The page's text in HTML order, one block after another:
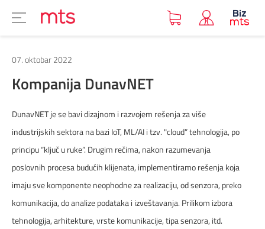
TELEFONI I MODEMI
UPRAVLJANJE ANDROID UREĐAJIMA – ZTP
SNIMANJE SPORTSKIH DOGAĐAJA
BIZNIS TARIFE
MOBILNI INTERNET
POZIVI KA INOSTRANSTVU
ROMING
BIZ BOX 4
BIZ BOX 3
BIZ BOX 2
BIZ LINIJE
IN SERVISI
POZIVI KA INOSTRANSTVU
BIZNIS INTERNET PONUDA
INTERNET MAX
FIBERBIZ
FIBERPRO
WIFI
DIGITALIZACIJA NA TACNI
DIGITALNI START
DIGITALNO POSLOVANJE
DIGITALNA REŠENJA NA ZAHTEV
5G PRIVATNE MOBILNE MREŽE
CYBER BEZBEDNOST BY PULSEC
BIZ SIGURAN NET
DDOS ZAŠTITA
IBM MAAS
M:SAT TV
PONUDA ZA HOTELE
TV APP
KORISNIČKA ZONA
BIZNIS PORTAL
VESTI
ČESTA PITANJA
DOKUMENTA
07. oktobar 2022
Kompanija DunavNET
DunavNET je se bavi dizajnom i razvojem rešenja za više
industrijskih sektora na bazi IoT, ML/AI i tzv. "cloud” tehnologija, po
principu “ključ u ruke”. Drugim rečima, nakon razumevanja
poslovnih procesa budućih klijenata, implementiramo rešenja koja
imaju sve komponente neophodne za realizaciju, od senzora, preko
komunikacija, do analize podataka i izveštavanja. Prilikom izbora
tehnologija, arhitekture, vrste komunikacije, tipa senzora, itd.